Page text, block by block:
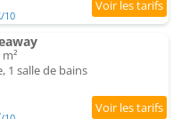
/10
1 salle de bains